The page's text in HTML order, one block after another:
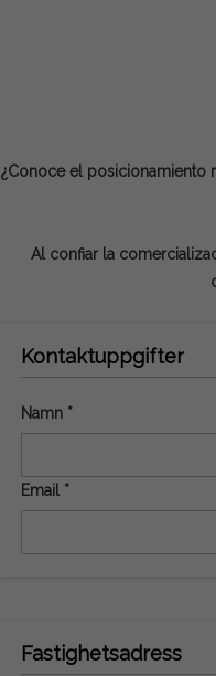
¿Conoce el posicionamiento
Al confiar la
Kontaktuppgifter
Namn *
Email *
Fastighetsadress